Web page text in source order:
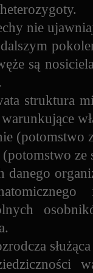
nie
są
struktura
(potomstwo
ze
danego